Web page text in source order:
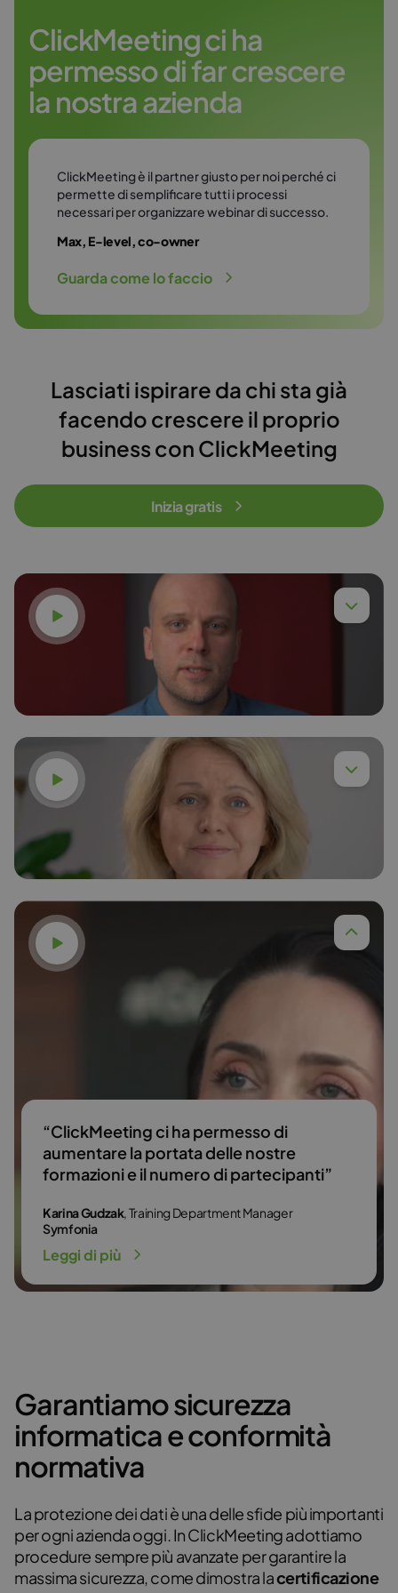
Vedi di più
ClickMeeting ci ha
permesso di far crescere
la nostra azienda
ClickMeeting è il partner giusto per noi perché ci
permette di semplificare tutti i processi
necessari per organizzare webinar di successo.
Max, E-level, co-owner
Guarda come lo faccio
Lasciati ispirare da chi sta già
facendo crescere il proprio
business con ClickMeeting
Inizia gratis
Guarda il video
Leggi di più
Guarda il video
Guarda il video
“ClickMeeting ci ha permesso di
aumentare la portata delle nostre
formazioni e il numero di partecipanti”
Karina Gudzak, Training Department Manager
Symfonia
Leggi di più
Garantiamo sicurezza
informatica e conformità
normativa
La protezione dei dati è una delle sfide più importanti
per ogni azienda oggi. In ClickMeeting adottiamo
procedure sempre più avanzate per garantire la
massima sicurezza, come dimostra lacertificazione